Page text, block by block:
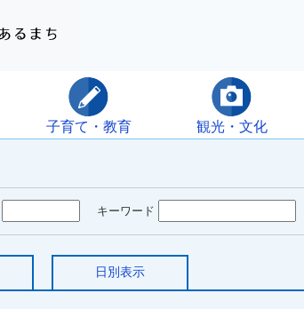
子育て・教育 観光・文化
キーワード
日別表示